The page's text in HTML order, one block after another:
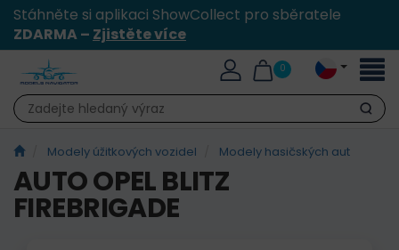
Stáhněte si aplikaci ShowCollect pro sběratele
ZDARMA – Zjistěte více
0
Hledat
Modely úžitkových vozidel Modely hasičských aut
AUTO OPEL BLITZ
FIREBRIGADE